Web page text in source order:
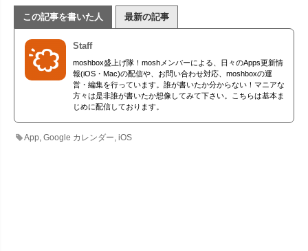
この記事を書いた人 最新の記事
Staff
moshbox盛上げ隊！moshメンバーによる、日々のApps更新情
報(iOS・Mac)の配信や、お問い合わせ対応、moshboxの運
営・編集を行っています。誰が書いたか分からない！マニアな
方々は是非誰が書いたか想像してみて下さい。こちらは基本ま
じめに配信しております。
App ,Google カレンダー ,iOS